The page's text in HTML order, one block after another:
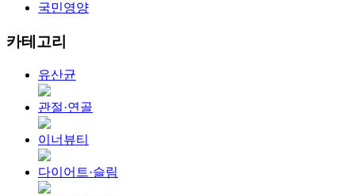
국민영양
카테고리
유산균
관절·연골
이너뷰티
다이어트·슬림